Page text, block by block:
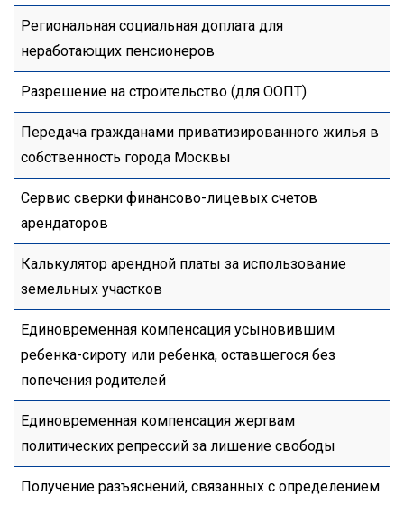
Региональная социальная доплата для
неработающих пенсионеров
Разрешение на строительство (для ООПТ)
Передача гражданами приватизированного жилья в
собственность города Москвы
Сервис сверки финансово-лицевых счетов
арендаторов
Калькулятор арендной платы за использование
земельных участков
Единовременная компенсация усыновившим
ребенка-сироту или ребенка, оставшегося без
попечения родителей
Единовременная компенсация жертвам
политических репрессий за лишение свободы
Получение разъяснений, связанных с определением